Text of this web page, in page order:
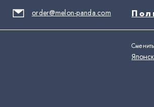
order@melon-panda.com